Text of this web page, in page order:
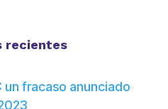
recientes
un fracaso anunciado